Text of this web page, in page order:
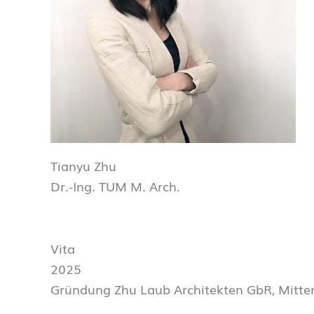
Tianyu Zhu
Dr.-Ing. TUM M. Arch.
Vita
2025
Gründung Zhu Laub Architekten GbR,